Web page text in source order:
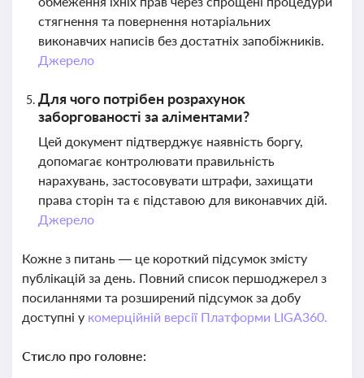
стягнення та повернення нотаріальних
виконавчих написів без достатніх запобіжників.
Джерело
Для чого потрібен розрахунок
заборгованості за аліментами?
Цей документ підтверджує наявність боргу,
допомагає контролювати правильність
нарахувань, застосовувати штрафи, захищати
права сторін та є підставою для виконавчих дій.
Джерело
Кожне з питань — це короткий підсумок змісту
публікацій за день. Повний список першоджерел з
посиланнями та розширений підсумок за добу
доступні у комерційній версії Платформи LIGA360.
Стисло про головне: